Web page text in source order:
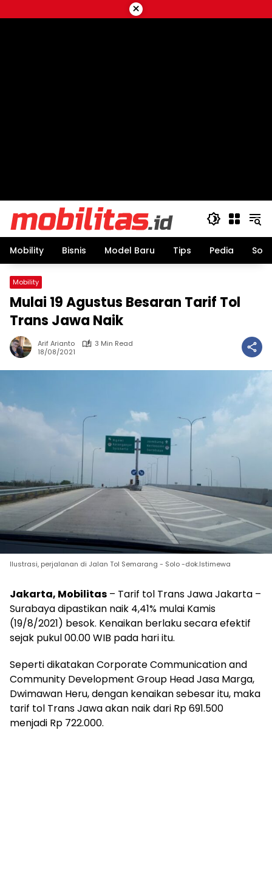
to
×
Mobility Bisnis Model Baru Tips Pedia
Mobility
Mulai 19 Agustus Besaran Tarif Tol
Trans Jawa Naik
Arif Arianto
3 Min Read
18/08/2021
Ilustrasi, perjalanan di Jalan Tol Semarang - Solo -dok.Istimewa
Jakarta, Mobilitas – Tarif tol Trans Jawa Jakarta –
Surabaya dipastikan naik 4,41% mulai Kamis
(19/8/2021) besok. Kenaikan berlaku secara efektif
sejak pukul 00.00 WIB pada hari itu.
Seperti dikatakan Corporate Communication and
Community Development Group Head Jasa Marga,
Dwimawan Heru, dengan kenaikan sebesar itu, maka
tarif tol Trans Jawa akan naik dari Rp 691.500
menjadi Rp 722.000.